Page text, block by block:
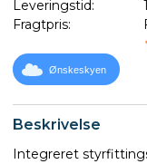
Beskrivelse
­Integreret
Leveringstid:
Fragtpris:
Ønskeskyen